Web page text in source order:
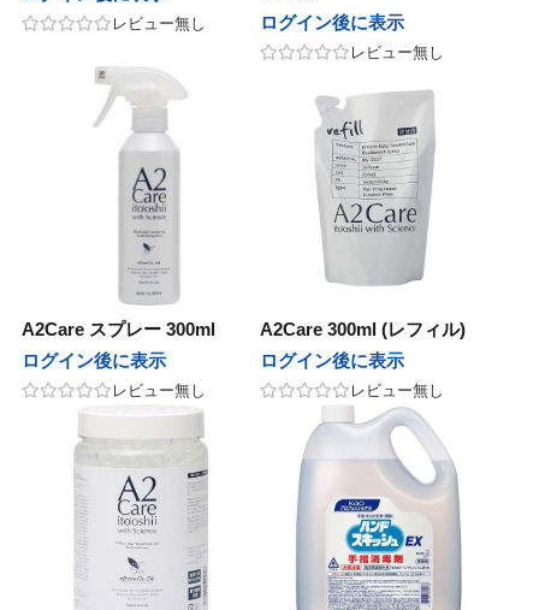
BCA PRODUCT
ボヤージュコスメティックス
sinsコスメティックス
pad
ヘアテックジャパン
レビュー無し
ログイン後に表示
レビュー無し
A2Care スプレー 300ml
ログイン後に表示
レビュー無し
A2Care 300ml (レフィル)
ログイン後に表示
レビュー無し
ジュコスメティックス